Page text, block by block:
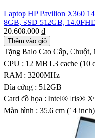
Laptop HP Pavilion X360
8GB, SSD 512GB,
20.608.000 ₫
Thêm vào giỏ
Tặng Balo Cao Cấp, Chuột,
CPU : 12 MB L3 cache (10
RAM : 3200MHz
Đĩa cứng : 512GB
Card đồ họa : Intel® Iris®
Màn hình : 35.6 cm (14
edge-to-edge glass, micro-